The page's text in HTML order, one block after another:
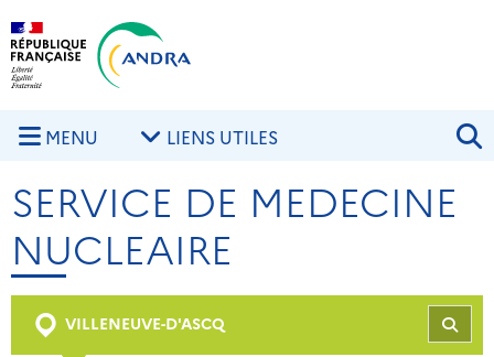
Aller au contenu principal
MENU LIENS UTILES
SERVICE DE MEDECINE
NUCLEAIRE
VILLENEUVE-D'ASCQ